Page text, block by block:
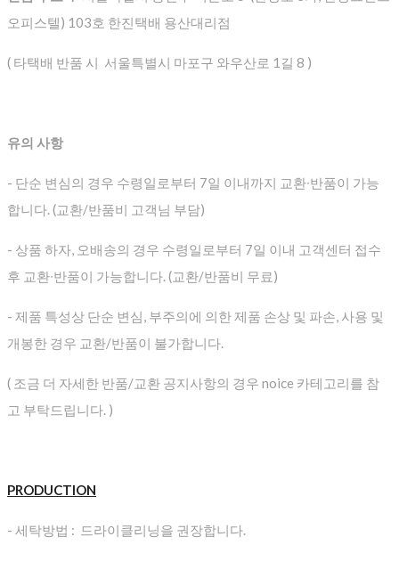
오피스텔) 103호 한진택배 용산대리점
( 타택배 반품 시 서울특별시 마포구 와우산로 1길 8 )
유의 사항
- 단순 변심의 경우 수령일로부터 7일 이내까지 교환∙반품이 가능
합니다. (교환/반품비 고객님 부담)
- 상품 하자, 오배송의 경우 수령일로부터 7일 이내 고객센터 접수
후 교환∙반품이 가능합니다. (교환/반품비 무료)
- 제품 특성상 단순 변심, 부주의에 의한 제품 손상 및 파손, 사용 및
개봉한 경우 교환/반품이 불가합니다.
( 조금 더 자세한 반품/교환 공지사항의 경우 noice 카테고리를 참
고 부탁드립니다. )
PRODUCTION
- 세탁방법 : 드라이클리닝을 권장합니다.